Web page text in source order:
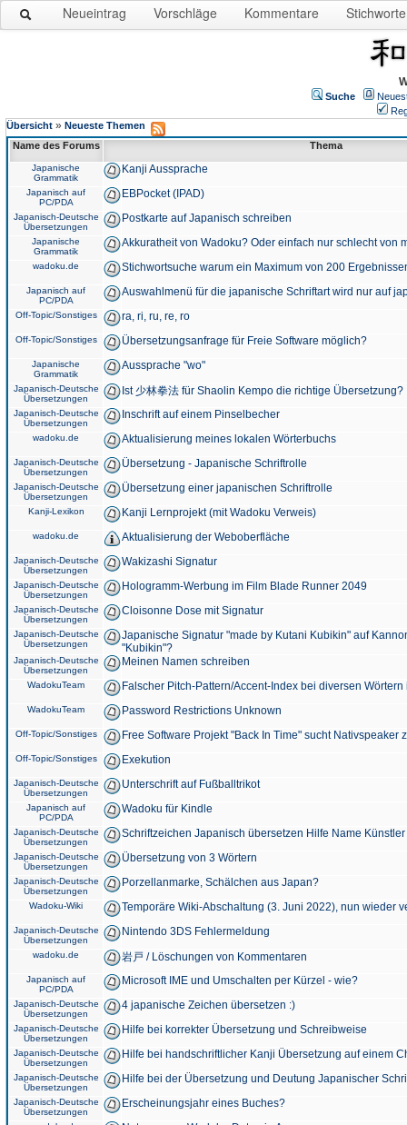
Neueintrag Vorschläge Kommentare Stichworte
Suche
Übersicht » Neueste Themen
Name des Forums
Thema
Japanische
Grammatik
Kanji Aussprache
Japanisch auf
PC/PDA
EBPocket (IPAD)
Japanisch-Deutsche
Übersetzungen
Postkarte auf Japanisch schreiben
Japanische
Grammatik
Akkuratheit von Wadoku? Oder einfach nur schlecht von
wadoku.de Stichwortsuche warum ein Maximum von 200
Japanisch auf
PC/PDA
Auswahlmenü für die japanische Schriftart wird nur auf
Off-Topic/Sonstiges ra, ri, ru, re, ro
Off-Topic/Sonstiges Übersetzungsanfrage für Freie Software möglich?
Japanische
Grammatik
Aussprache "wo"
Japanisch-Deutsche
Übersetzungen
Ist 少林拳法 für Shaolin Kempo die richtige Übersetzung?
Japanisch-Deutsche
Übersetzungen
Inschrift auf einem Pinselbecher
wadoku.de Aktualisierung meines lokalen Wörterbuchs
Japanisch-Deutsche
Übersetzungen
Übersetzung - Japanische Schriftrolle
Japanisch-Deutsche
Übersetzungen
Übersetzung einer japanischen Schriftrolle
Kanji-Lexikon Kanji Lernprojekt (mit Wadoku Verweis)
wadoku.de Aktualisierung der Weboberfläche
Japanisch-Deutsche
Übersetzungen
Wakizashi Signatur
Japanisch-Deutsche
Übersetzungen
Hologramm-Werbung im Film Blade Runner 2049
Japanisch-Deutsche
Übersetzungen
Cloisonne Dose mit Signatur
Japanisch-Deutsche
Übersetzungen
Japanische Signatur "made by Kutani Kubikin" auf
"Kubikin"?
Japanisch-Deutsche
Übersetzungen
Meinen Namen schreiben
WadokuTeam Falscher Pitch-Pattern/Accent-Index bei diversen
WadokuTeam Password Restrictions Unknown
Off-Topic/Sonstiges Free Software Projekt "Back In Time" sucht Nativspeaker
Off-Topic/Sonstiges Exekution
Japanisch-Deutsche
Übersetzungen
Unterschrift auf Fußballtrikot
Japanisch auf
PC/PDA
Wadoku für Kindle
Japanisch-Deutsche
Übersetzungen
Schriftzeichen Japanisch übersetzen Hilfe Name
Japanisch-Deutsche
Übersetzungen
Übersetzung von 3 Wörtern
Japanisch-Deutsche
Übersetzungen
Porzellanmarke, Schälchen aus Japan?
Wadoku-Wiki Temporäre Wiki-Abschaltung (3. Juni 2022), nun wieder
Japanisch-Deutsche
Übersetzungen
Nintendo 3DS Fehlermeldung
wadoku.de 岩戸 / Löschungen von Kommentaren
Japanisch auf
PC/PDA
Microsoft IME und Umschalten per Kürzel - wie?
Japanisch-Deutsche
Übersetzungen
4 japanische Zeichen übersetzen :)
Japanisch-Deutsche
Übersetzungen
Hilfe bei korrekter Übersetzung und Schreibweise
Japanisch-Deutsche
Übersetzungen
Hilfe bei handschriftlicher Kanji Übersetzung auf einem
Japanisch-Deutsche
Übersetzungen
Hilfe bei der Übersetzung und Deutung Japanischer
Japanisch-Deutsche
Übersetzungen
Erscheinungsjahr eines Buches?